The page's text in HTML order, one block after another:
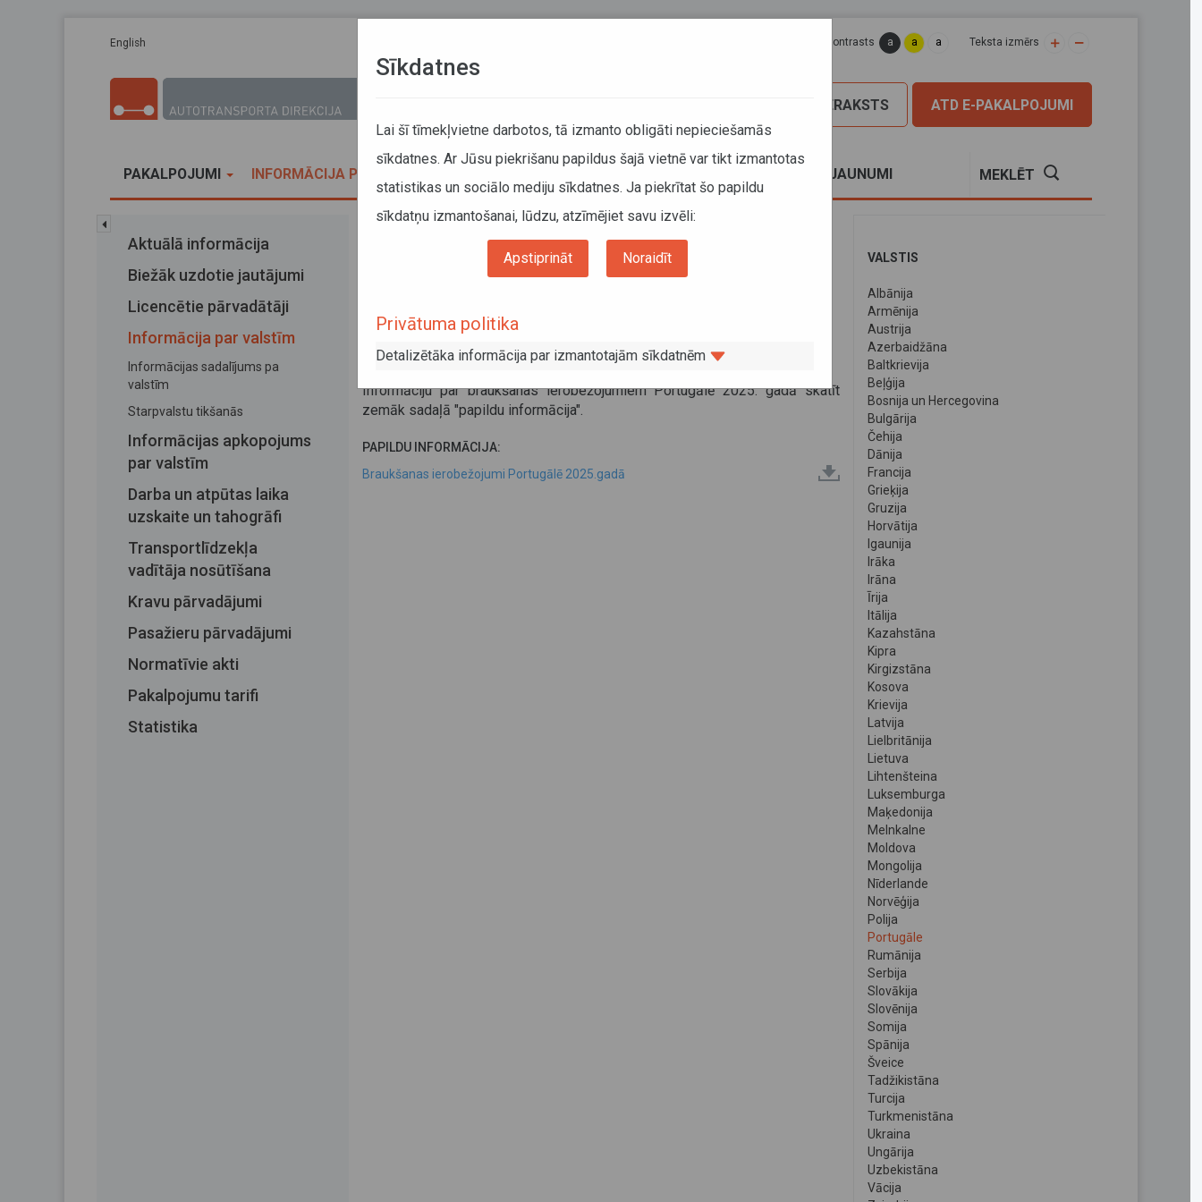
English Lapas kontrasts a a a Teksta izmērs
ATD E-PAKALPOJUMI
PIERAKSTS
PAKALPOJUMI INFORMĀCIJA PĀRVADĀTĀJIEM JAUNUMI MEKLĒT
Aktuālā informācija
Biežāk uzdotie jautājumi
Licencētie pārvadātāji
Informācija par valstīm
Informācijas sadalījums pa
valstīm
Starpvalstu tikšanās
Informācijas apkopojums
par valstīm
Darba un atpūtas laika
uzskaite un tahogrāfi
Transportlīdzekļa
vadītāja nosūtīšana
Kravu pārvadājumi
Pasažieru pārvadājumi
Normatīvie akti
Pakalpojumu tarifi
Statistika
Braukšanas ierobežojumi Portugālē 2025. gadā
gadā
Informāciju par braukšanas ierobežojumiem Portugālē 2025. gadā skatīt
zemāk sadaļā "papildu informācija".
PAPILDU INFORMĀCIJA:
Braukšanas ierobežojumi Portugālē 2025.gadā
VALSTIS
Albānija
Armēnija
Austrija
Azerbaidžāna
Baltkrievija
Beļģija
Bosnija un Hercegovina
Bulgārija
Čehija
Dānija
Francija
Grieķija
Gruzija
Horvātija
Igaunija
Irāka
Irāna
Īrija
Itālija
Kazahstāna
Kipra
Kirgizstāna
Kosova
Krievija
Latvija
Lielbritānija
Lietuva
Lihtenšteina
Luksemburga
Maķedonija
Melnkalne
Moldova
Mongolija
Nīderlande
Norvēģija
Polija
Portugāle
Rumānija
Serbija
Slovākija
Slovēnija
Somija
Spānija
Šveice
Tadžikistāna
Turcija
Turkmenistāna
Ukraina
Ungārija
Uzbekistāna
Vācija
Sīkdatnes
Lai šī tīmekļvietne darbotos, tā izmanto obligāti nepieciešamās
sīkdatnes. Ar Jūsu piekrišanu papildus šajā vietnē var tikt izmantotas
statistikas un sociālo mediju sīkdatnes. Ja piekrītat šo papildu
sīkdatņu izmantošanai, lūdzu, atzīmējiet savu izvēli:
Apstiprināt Noraidīt
Privātuma politika
Detalizētāka informācija par izmantotajām sīkdatnēm